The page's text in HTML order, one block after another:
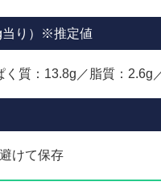
当り）※推定値
質：13.8g／脂質：2.6g
けて保存